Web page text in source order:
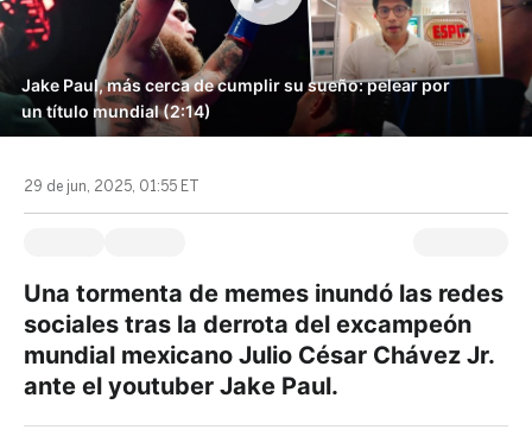
Jake Paul, más cerca de cumplir su sueño: pelear por
un título mundial (2:14)
29 de jun, 2025, 01:55 ET
Una tormenta de memes inundó las redes
sociales tras la derrota del excampeón
mundial mexicano Julio César Chávez Jr.
ante el youtuber Jake Paul.